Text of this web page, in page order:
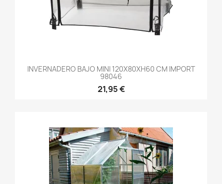
INVERNADERO BAJO MINI 120X80XH60 CM IMPORT
98046
21,95 €